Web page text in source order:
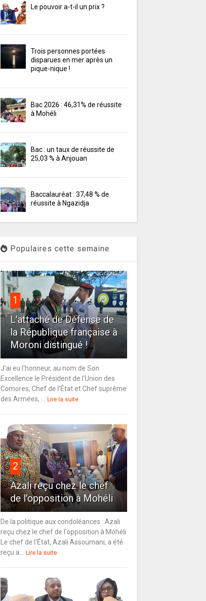
Le pouvoir a-t-il un prix ?
Trois personnes portées
disparues en mer après un
pique-nique !
Bac 2026 : 46,31% de réussite
à Mohéli
Bac : un taux de réussite de
25,03 % à Anjouan
Baccalauréat : 37,48 % de
réussite à Ngazidja
Populaires cette semaine
1
L'attaché de Défense de
la République française à
Moroni distingué !
J'ai eu l'honneur, au nom de Son
Excellence le Président de l'Union des
Comores, Chef de l'État et Chef suprême
des Armées, ...
Lire la suite
2
Azali reçu chez le chef
de l'opposition à Mohéli
De la politique aux condoléances : Azali
reçu chez le chef de l'opposition à Mohéli
Le chef de l'État, Azali Assoumani, a été
reçu a...
Lire la suite